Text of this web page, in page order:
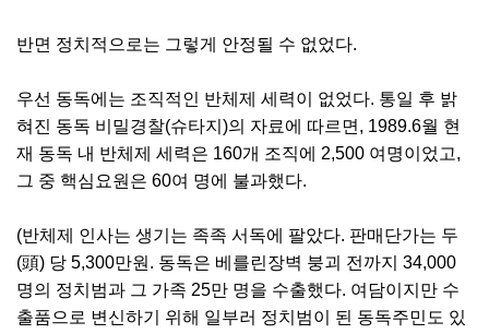
반면 정치적으로는 그렇게 안정될 수 없었다.
우선 동독에는 조직적인 반체제 세력이 없었다. 통일 후 밝
혀진 동독 비밀경찰(슈타지)의 자료에 따르면, 1989.6월 현
재 동독 내 반체제 세력은 160개 조직에 2,500 여명이었고,
그 중 핵심요원은 60여 명에 불과했다.
(반체제 인사는 생기는 족족 서독에 팔았다. 판매단가는 두
(頭) 당 5,300만원. 동독은 베를린장벽 붕괴 전까지 34,000
명의 정치범과 그 가족 25만 명을 수출했다. 여담이지만 수
출품으로 변신하기 위해 일부러 정치범이 된 동독주민도 있